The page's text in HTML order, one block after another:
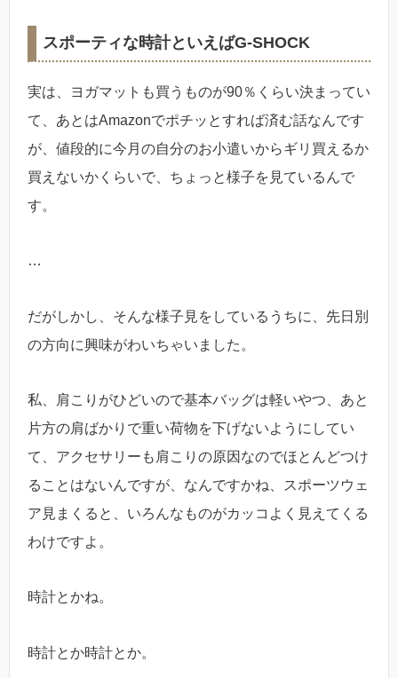
スポーティな時計といえばG-SHOCK
実は、ヨガマットも買うものが90％くらい決まってい
て、あとはAmazonでポチッとすれば済む話なんです
が、値段的に今月の自分のお小遣いからギリ買えるか
買えないかくらいで、ちょっと様子を見ているんで
す。
…
だがしかし、そんな様子見をしているうちに、先日別
の方向に興味がわいちゃいました。
私、肩こりがひどいので基本バッグは軽いやつ、あと
片方の肩ばかりで重い荷物を下げないようにしてい
て、アクセサリーも肩こりの原因なのでほとんどつけ
ることはないんですが、なんですかね、スポーツウェ
ア見まくると、いろんなものがカッコよく見えてくる
わけですよ。
時計とかね。
時計とか時計とか。